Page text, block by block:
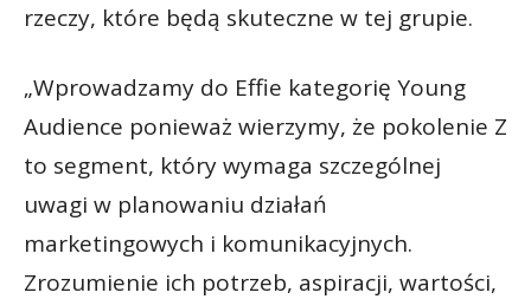
rzeczy, które będą skuteczne w tej grupie.
„Wprowadzamy do Effie kategorię Young
Audience ponieważ wierzymy, że pokolenie Z
to segment, który wymaga szczególnej
uwagi w planowaniu działań
marketingowych i komunikacyjnych.
Zrozumienie ich potrzeb, aspiracji, wartości,